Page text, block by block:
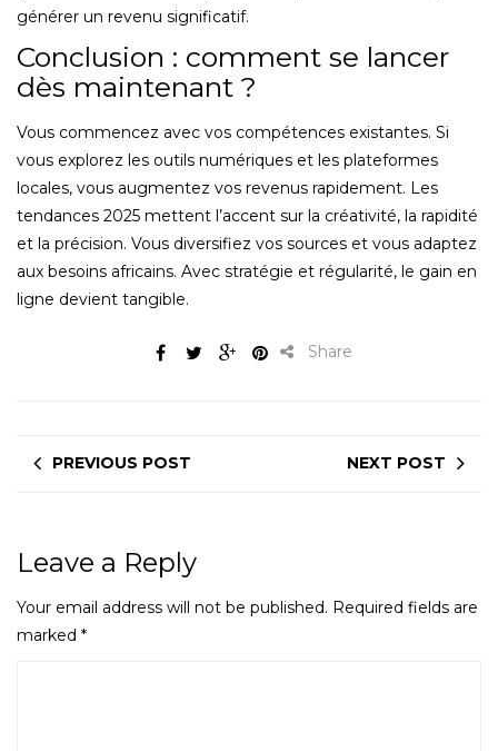
générer un revenu significatif.
Conclusion : comment se lancer
dès maintenant ?
Vous commencez avec vos compétences existantes. Si
vous explorez les outils numériques et les plateformes
locales, vous augmentez vos revenus rapidement. Les
tendances 2025 mettent l’accent sur la créativité, la rapidité
et la précision. Vous diversifiez vos sources et vous adaptez
aux besoins africains. Avec stratégie et régularité, le gain en
ligne devient tangible.
Share
PREVIOUS POST NEXT POST
Leave a Reply
Your email address will not be published. Required fields are
marked *